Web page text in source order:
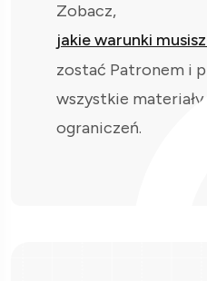
Zobacz,
jakie warunki musisz
zostać Patronem i
wszystkie materiały
ograniczeń.